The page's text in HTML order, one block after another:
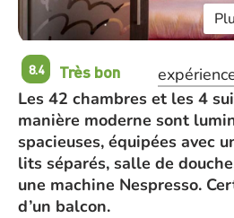
8.4 Très bon
Les 42 chambres et les 4
manière moderne sont
spacieuses, équipées avec
lits séparés, salle de
une machine Nespresso.
d’un balcon.